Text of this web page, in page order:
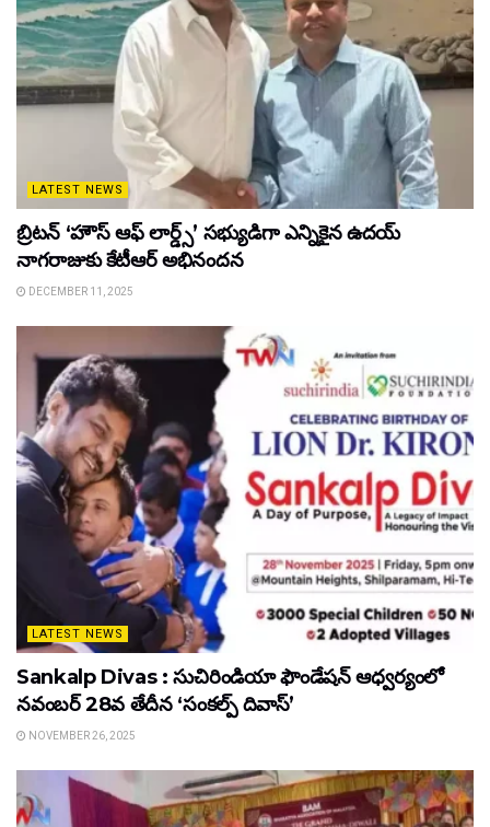
LATEST NEWS
బ్రిటన్ ‘హౌస్ ఆఫ్ లార్డ్స్’ సభ్యుడిగా ఎన్నికైన ఉదయ్
నాగరాజుకు కేటీఆర్ అభినందన
DECEMBER 11, 2025
LATEST NEWS
Sankalp Divas : సుచిరిండియా ఫౌండేషన్ ఆధ్వర్యంలో
నవంబర్ 28వ తేదీన ‘సంకల్ప్ దివాస్’
NOVEMBER 26, 2025